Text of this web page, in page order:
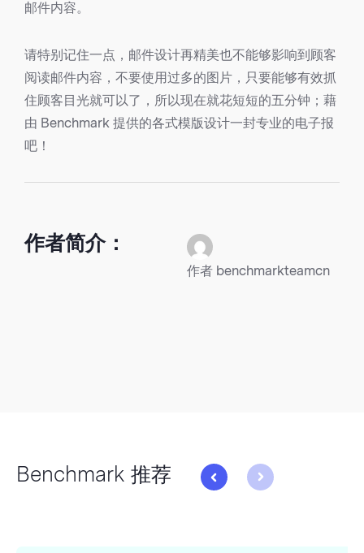
邮件内容。
请特别记住一点，邮件设计再精美也不能够影响到顾客
阅读邮件内容，不要使用过多的图片，只要能够有效抓
住顾客目光就可以了，所以现在就花短短的五分钟；藉
由 Benchmark 提供的各式模版设计一封专业的电子报
吧！
作者简介：
作者 benchmarkteamcn
Benchmark 推荐